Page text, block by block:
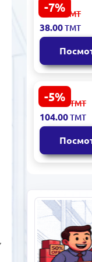
-7%
Emtop
хром-
41.00ТМТ
38.00ТМТ
-5%
6-в-1, 200
модель
110.00 ТМТ
104.00ТМТ